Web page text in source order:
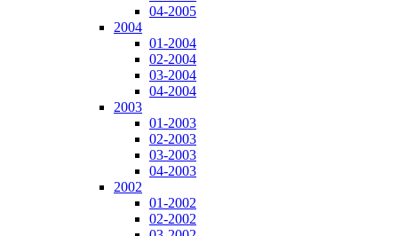
04-2005
2004
01-2004
02-2004
03-2004
04-2004
2003
01-2003
02-2003
03-2003
04-2003
2002
01-2002
02-2002